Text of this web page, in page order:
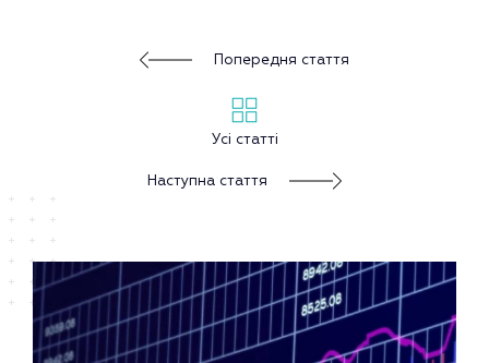
Попередня стаття
Усі статті
Наступна стаття